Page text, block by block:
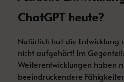
ChatGPT heute?
Natürlich hat die Entwicklung
nicht aufgehört! Im
Weiterentwicklungen haben
beeindruckendere